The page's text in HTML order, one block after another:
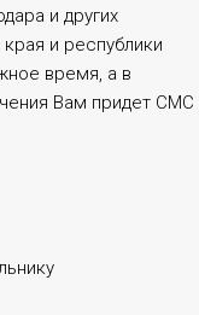
и других
и республики
время, а в
Вам придет СМС